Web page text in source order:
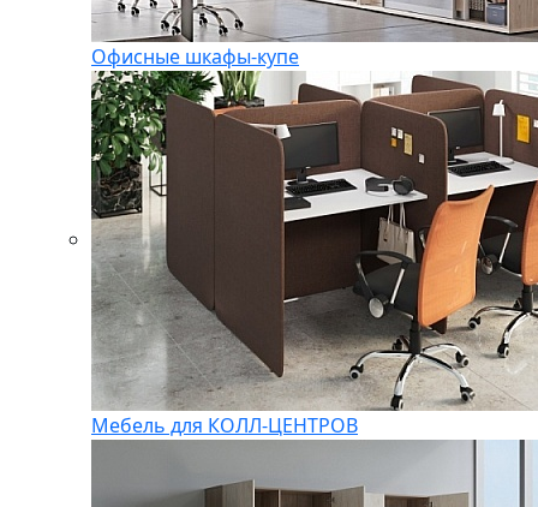
Офисные шкафы-купе
Мебель для КОЛЛ-ЦЕНТРОВ